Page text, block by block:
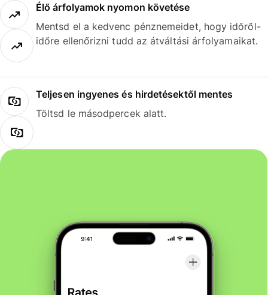
Élő árfolyamok nyomon követése
Mentsd el a kedvenc pénznemeidet, hogy időről-
időre ellenőrizni tudd az átváltási árfolyamaikat.
Teljesen ingyenes és hirdetésektől mentes
Töltsd le másodpercek alatt.